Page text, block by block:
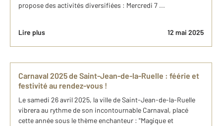
propose des activités diversifiées : Mercredi 7 ...
Lire plus 12 mai 2025
Carnaval 2025 de Saint-Jean-de-la-Ruelle : féérie et
festivité au rendez-vous !
Le samedi 26 avril 2025, la ville de Saint-Jean-de-la-Ruelle
vibrera au rythme de son incontournable Carnaval, placé
cette année sous le thème enchanteur : "Magique et